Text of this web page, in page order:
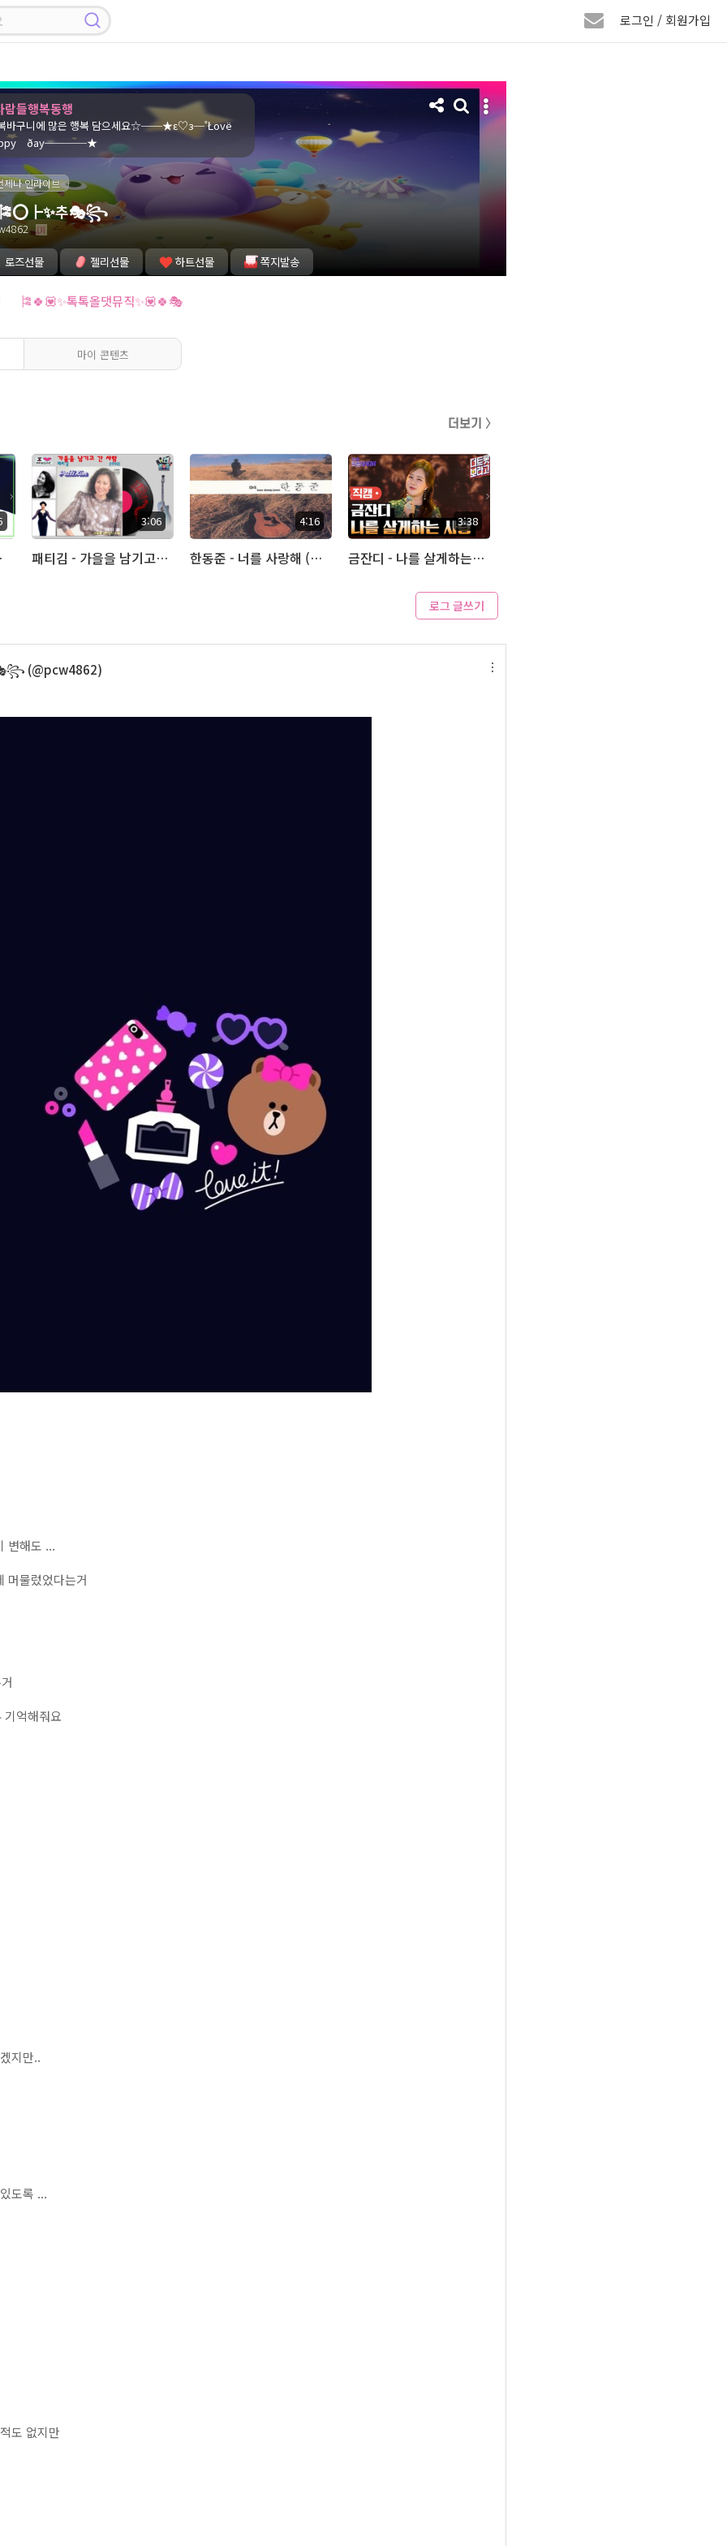
로그인 / 회원가입
람들행복동행
구니에 많은 행복 담으세요☆──★ε♡з─˚Łοvё
ðaу────★
제나 인라이브
추🎭꧂
로즈선물 젤리선물 하트선물 쪽지발송
🎏🍀💟✨톡톡올댓뮤직✨💟🍀🎭
마이 콘텐츠
더보기 〉
브)
3:06
패티김 - 가을을 남기고 간 사랑 (아추라이브)
4:16
한동준 - 너를 사랑해 (아추라이브)
3:38
금잔디 - 나를 살게하는 사랑 (아추라이브)
로그 글쓰기
(@pcw4862)
변해도 ...
머물렀었다는거
기억해줘요
지만..
도록 ...
도 없지만